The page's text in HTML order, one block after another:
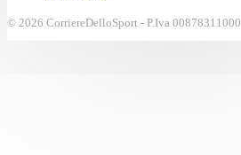
© 2026 CorriereDelloSport - P.Iva 00878311000